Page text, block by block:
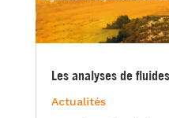
Les analyses de
Actualités